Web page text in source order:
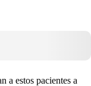
a estos pacientes a